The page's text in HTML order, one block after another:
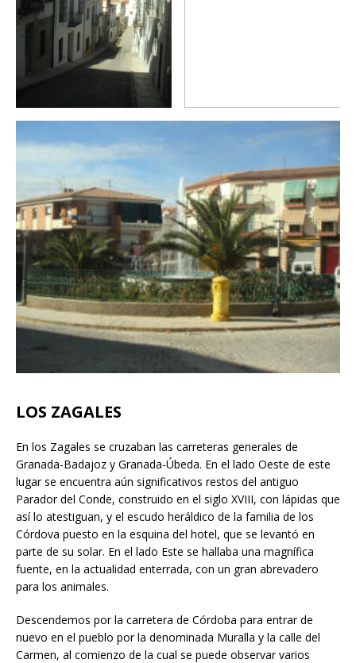
LOS ZAGALES
En los Zagales se cruzaban las carreteras generales de
Granada-Badajoz y Granada-Úbeda. En el lado Oeste de este
lugar se encuentra aún significativos restos del antiguo
Parador del Conde, construido en el siglo XVIII, con lápidas que
así lo atestiguan, y el escudo heráldico de la familia de los
Córdova puesto en la esquina del hotel, que se levantó en
parte de su solar. En el lado Este se hallaba una magnífica
fuente, en la actualidad enterrada, con un gran abrevadero
para los animales.
Descendemos por la carretera de Córdoba para entrar de
nuevo en el pueblo por la denominada Muralla y la calle del
Carmen, al comienzo de la cual se puede observar varios